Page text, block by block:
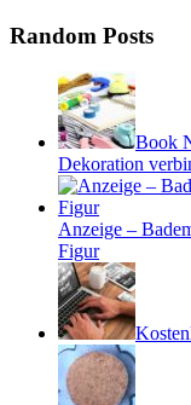
Random Posts
Book
Dekoration
Anzeige –
Figur